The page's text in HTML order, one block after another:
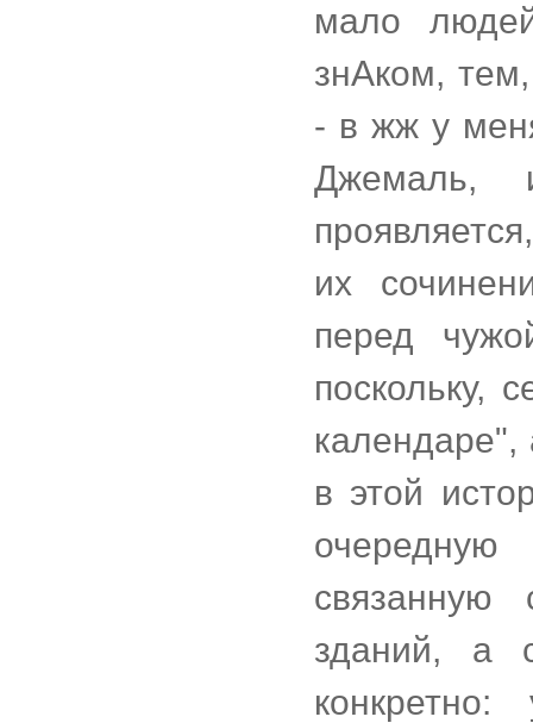
мало
знАком,
- в жж у
Джемаль,
их
перед
поскольку,
календаре",
в этой
очередную
связанную
зданий, а